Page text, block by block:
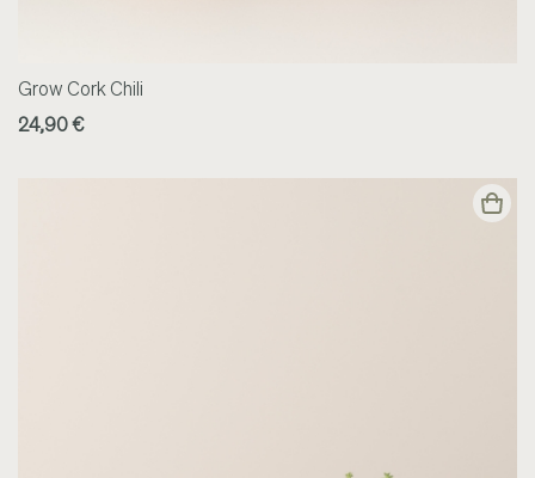
Grow Cork Chili
24,90 €